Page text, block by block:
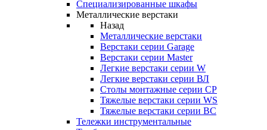
Cпециализированные шкафы
Металлические верстаки
Назад
Металлические верстаки
Верстаки серии Garage
Верстаки серии Master
Легкие верстаки серии W
Легкие верстаки серии ВЛ
Столы монтажные серии СР
Тяжелые верстаки серии WS
Тяжелые верстаки серии ВС
Тележки инструментальные